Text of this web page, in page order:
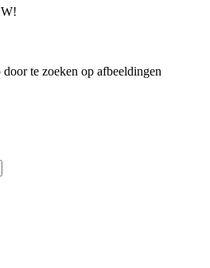
te zoeken op afbeeldingen